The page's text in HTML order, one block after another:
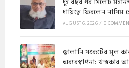
দুই বছর পর সিলেট
দায়িত্বে ফিরলেন নাসিম
AUGUST 6, 2026/ 0
জ্বালানি সংকটের মূল
অব্যবস্থাপনা: খন্দকার